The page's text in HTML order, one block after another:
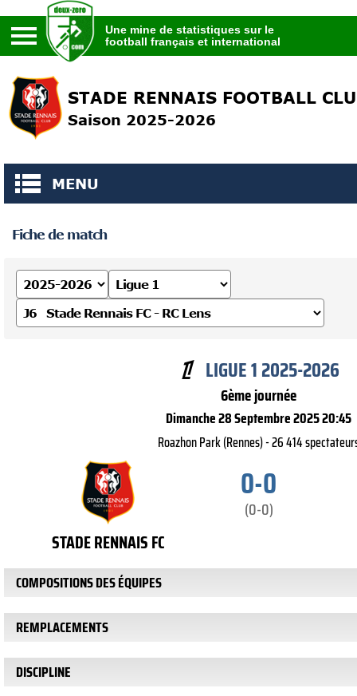
football français et international
Une mine de statistiques sur le
football français et international
STADE RENNAIS FOOTBALL
Saison 2025-2026
MENU
Fiche de match
LIGUE 1 2025-2026
6ème journée
Dimanche 28 Septembre 2025 20:45
Roazhon Park (Rennes) - 26 414
0-0
(0-0)
STADE RENNAIS FC
COMPOSITIONS DES ÉQUIPES
REMPLACEMENTS
DISCIPLINE